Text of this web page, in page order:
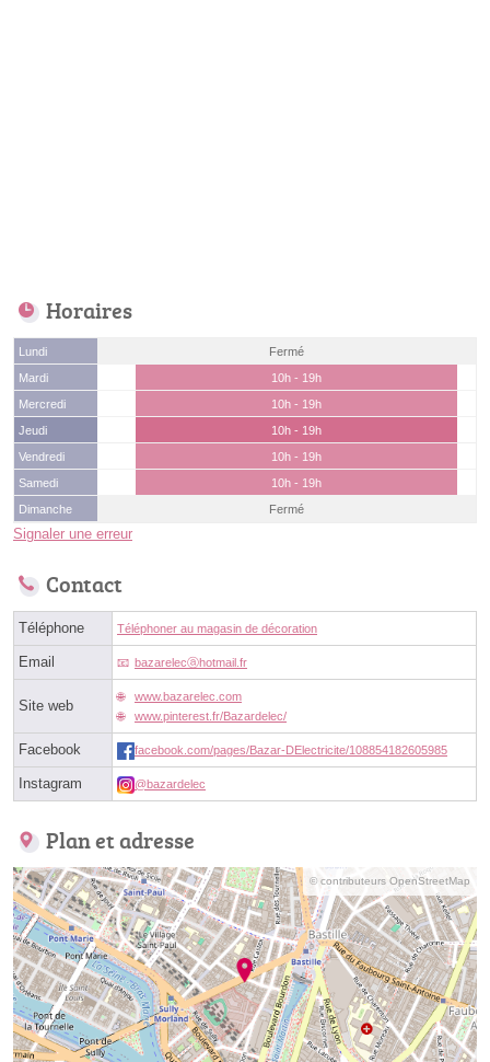
Horaires
Lundi
Fermé
Mardi
10h - 19h
Mercredi
10h - 19h
Jeudi
10h - 19h
Vendredi
10h - 19h
Samedi
10h - 19h
Dimanche
Fermé
Signaler une erreur
Contact
Téléphone Téléphoner au magasin de décoration
Email bazarelecⓐhotmail.fr
Site web
www.bazarelec.com
www.pinterest.fr/Bazardelec/
Facebook facebook.com/pages/Bazar-DElectricite/108854182605985
Instagram @bazardelec
Plan et adresse
© contributeurs OpenStreetMap